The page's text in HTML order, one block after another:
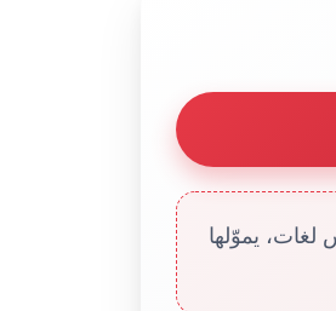
يموّلها